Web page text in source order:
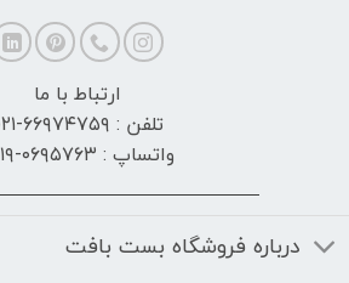
ارتباط با ما
تلفن : ۶۶۹۷۴۷۵۹-۰۲۱
واتساپ : ۰۶۹۵۷۶۳-۰۹۱۹
درباره فروشگاه بست بافت